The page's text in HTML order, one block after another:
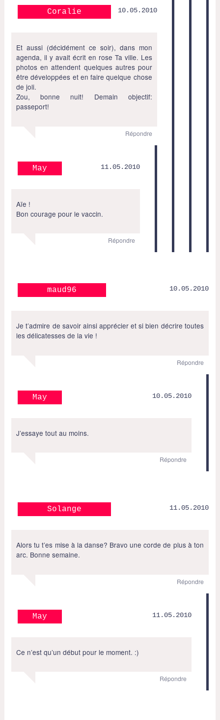
Coralie 10.05.2010
Et aussi (décidément ce soir), dans mon
agenda, il y avait écrit en rose Ta ville. Les
photos en attendent quelques autres pour
être développées et en faire quelque chose
de joli.
Zou, bonne nuit! Demain objectif:
passeport!
Répondre
May 11.05.2010
Aïe !
Bon courage pour le vaccin.
Répondre
maud96 10.05.2010
Je t’admire de savoir ainsi apprécier et si bien décrire toutes
les délicatesses de la vie !
Répondre
May 10.05.2010
J’essaye tout au moins.
Répondre
Solange 11.05.2010
Alors tu t’es mise à la danse? Bravo une corde de plus à ton
arc. Bonne semaine.
Répondre
May 11.05.2010
Ce n’est qu’un début pour le moment. :)
Répondre